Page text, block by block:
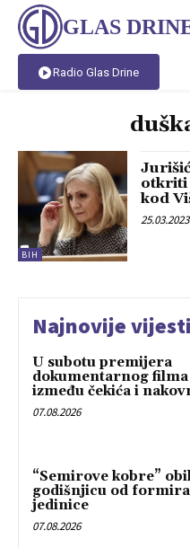
GLAS
Radio Glas Drine
BIH
otkriti
kod
25.03.2023
Najnovije vijesti
U subotu premijera
dokumentarnog filma
između čekića i
07.08.2026
“Semirove kobre”
godišnjicu od
jedinice
07.08.2026